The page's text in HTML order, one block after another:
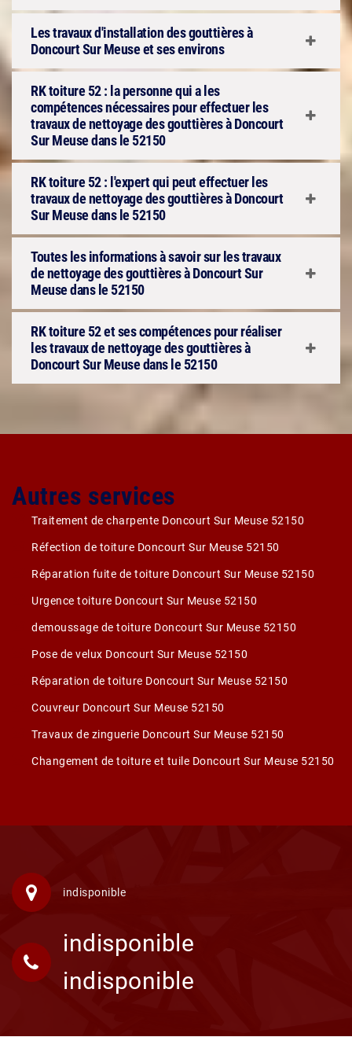
Les travaux d'installation des gouttières à
Doncourt Sur Meuse et ses environs
RK toiture 52 : la personne qui a les
compétences nécessaires pour effectuer les
travaux de nettoyage des gouttières à Doncourt
Sur Meuse dans le 52150
RK toiture 52 : l'expert qui peut effectuer les
travaux de nettoyage des gouttières à Doncourt
Sur Meuse dans le 52150
Toutes les informations à savoir sur les travaux
de nettoyage des gouttières à Doncourt Sur
Meuse dans le 52150
RK toiture 52 et ses compétences pour réaliser
les travaux de nettoyage des gouttières à
Doncourt Sur Meuse dans le 52150
Autres services
Traitement de charpente Doncourt Sur Meuse 52150
Réfection de toiture Doncourt Sur Meuse 52150
Réparation fuite de toiture Doncourt Sur Meuse 52150
Urgence toiture Doncourt Sur Meuse 52150
demoussage de toiture Doncourt Sur Meuse 52150
Pose de velux Doncourt Sur Meuse 52150
Réparation de toiture Doncourt Sur Meuse 52150
Couvreur Doncourt Sur Meuse 52150
Travaux de zinguerie Doncourt Sur Meuse 52150
Changement de toiture et tuile Doncourt Sur Meuse 52150
indisponible
indisponible
indisponible